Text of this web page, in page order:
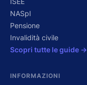
NASpI
Pensione
Invalidità civile
Scopri tutte le guide →
INFORMAZIONI